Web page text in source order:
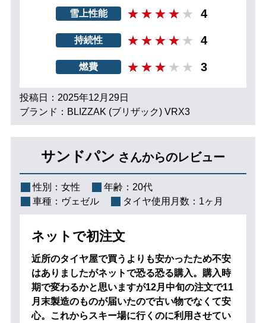
雪上性能 4
持続性 4
燃費 3
投稿日：2025年12月29日
ブランド：BLIZZAK (ブリザック) VRX3
サンドパン さんからのレビュー
性別： 女性 年齢： 20代
車種： ヴェゼル タイヤ使用月数： 1ヶ月
ネットで初注文
近所のタイヤ屋で買うよりも安かったため不安
はありましたがネットで恐る恐る購入。購入時
期で変わるかと思いますが12月中旬の注文で11
月末製造のものが届いたので古い物でなくて安
心。これからスキー場に行くのに利用させてい